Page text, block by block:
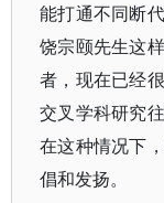
能打通不同断
饶宗颐先生这
者，现在已经
交叉学科研究
在这种情况下
倡和发扬。